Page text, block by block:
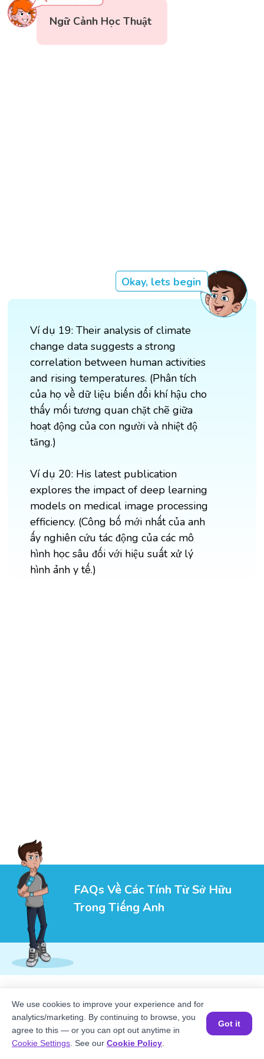
Ngữ Cảnh Học Thuật
Okay, lets begin
Ví dụ 19: Their analysis of climate
change data suggests a strong
correlation between human activities
and rising temperatures. (Phân tích
của họ về dữ liệu biến đổi khí hậu cho
thấy mối tương quan chặt chẽ giữa
hoạt động của con người và nhiệt độ
tăng.)
Ví dụ 20: His latest publication
explores the impact of deep learning
models on medical image processing
efficiency. (Công bố mới nhất của anh
ấy nghiên cứu tác động của các mô
hình học sâu đối với hiệu suất xử lý
hình ảnh y tế.)
FAQs Về Các Tính Từ Sở Hữu
Trong Tiếng Anh
2. Tại sao “their” có thể dùng cho số ít?
Đặt một buổi học MIỄN PHÍ
We use cookies to improve your experience and for
analytics/marketing. By continuing to browse, you
agree to this — or you can opt out anytime in
Cookie Settings . See our Cookie Policy
Got it